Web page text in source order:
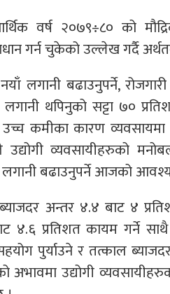
वर्ष २०७९÷८० को
गर्न चुकेको उल्लेख गर्दै
नयाँ लगानी बढाउनुपर्ने,
थपिनुको सट्टा ७०
कमीका कारण
व्यवसायीहरुको
बढाउनुपर्ने आजको
अन्तर ४.४ बाट ४
४.६ प्रतिशत कायम गर्ने
पुर्याउने र तत्काल
उद्योगी